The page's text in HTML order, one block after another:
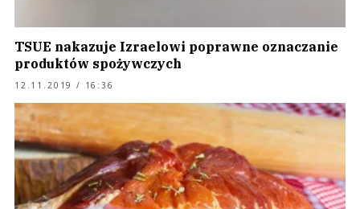
TSUE nakazuje Izraelowi poprawne oznaczanie
produktów spożywczych
12.11.2019 / 16:36